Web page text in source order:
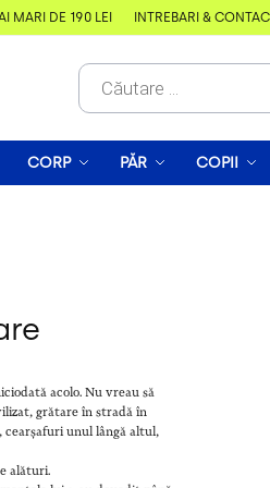
DE 190 LEI ÎNTREBĂRI & CONTACT
CORP PĂR COPII
acolo. Nu vreau să
grătare în stradă în
cearșafuri unul lângă altul,
alături.